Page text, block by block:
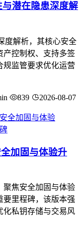
潜在隐患深度解
度解析，其核心安全
产控制权、支持多签
规监管要求优化运营
839 2026-08-07
加固与体验升
聚焦安全加固与体验
要里程碑，该版本强
化私钥存储与交易风